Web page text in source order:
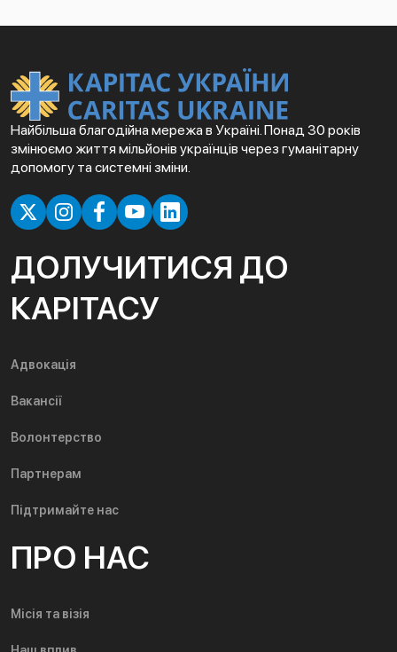
Найбільша благодійна мережа в Україні. Понад 30 років
змінюємо життя мільйонів українців через гуманітарну
допомогу та системні зміни.
ДОЛУЧИТИСЯ ДО
КАРІТАСУ
Адвокація
Вакансії
Волонтерство
Партнерам
Підтримайте нас
ПРО НАС
Місія та візія